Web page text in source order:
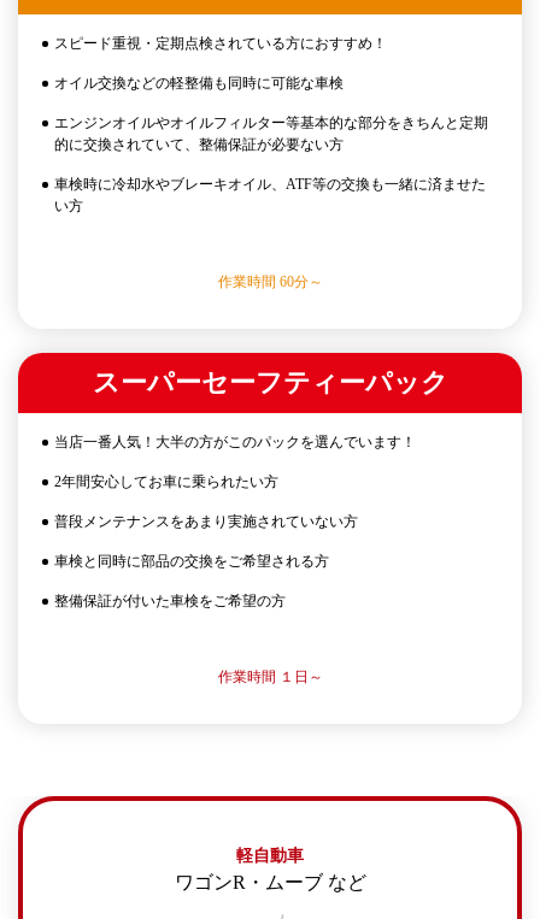
スピード重視・定期点検されている方におすすめ！
オイル交換などの軽整備も同時に可能な車検
エンジンオイルやオイルフィルター等基本的な部分をきちんと定期
的に交換されていて、整備保証が必要ない方
車検時に冷却水やブレーキオイル、ATF等の交換も一緒に済ませた
い方
作業時間 60分～
スーパーセーフティーパック
当店一番人気！大半の方がこのパックを選んでいます！
2年間安心してお車に乗られたい方
普段メンテナンスをあまり実施されていない方
車検と同時に部品の交換をご希望される方
整備保証が付いた車検をご希望の方
作業時間 １日～
軽自動車
ワゴンR・ムーブ など